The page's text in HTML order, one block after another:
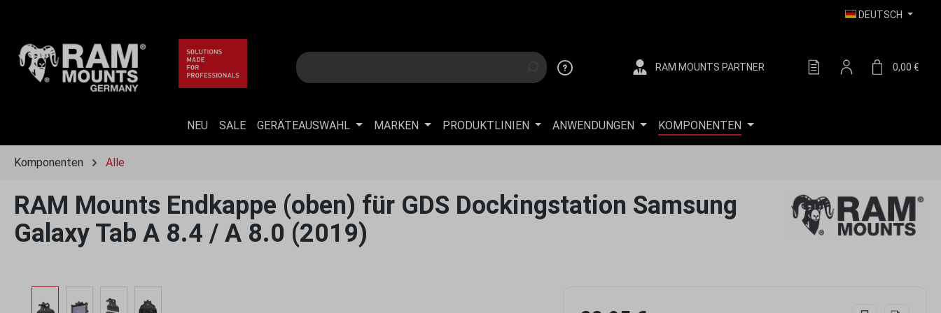
DEUTSCH
RAM MOUNTS PARTNER DU HAST 0 PRODUKTE
0,00 €
NEU SALE GERÄTEAUSWAHL MARKEN PRODUKTLINIEN ANWENDUNGEN KOMPONENTEN
Komponenten Alle
RAM Mounts Endkappe (oben) für GDS Dockingstation Samsung
Galaxy Tab A 8.4 / A 8.0 (2019)